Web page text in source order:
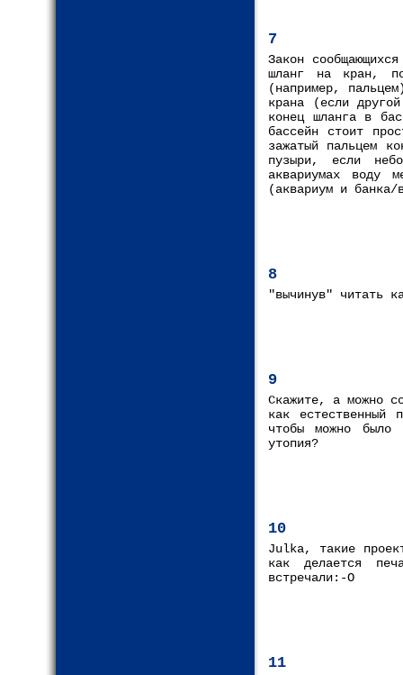
7
Закон
шланг на кран,
(например,
крана (если
конец шланга в
бассейн стоит
зажатый пальцем
пузыри, если
аквариумах воду
(аквариум и банка/
8
"вычинув" читать
9
Скажите, а можно
как
чтобы можно
утопия?
10
Julka, такие
как делается
встречали:-О
11